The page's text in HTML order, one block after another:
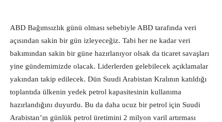
ABD Bağımsızlık günü olması sebebiyle ABD tarafında veri
açısından sakin bir gün izleyeceğiz. Tabi her ne kadar veri
bakımından sakin bir güne hazırlanıyor olsak da ticaret savaşları
yine gündemimizde olacak. Liderlerden gelebilecek açıklamalar
yakından takip edilecek. Dün Suudi Arabistan Kralının katıldığı
toplantıda ülkenin yedek petrol kapasitesinin kullanıma
hazırlandığını duyurdu. Bu da daha ucuz bir petrol için Suudi
Arabistan’ın günlük petrol üretimini 2 milyon varil artırması